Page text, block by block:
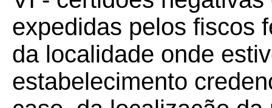
expedidas pelos fiscos
da localidade onde
estabelecimento